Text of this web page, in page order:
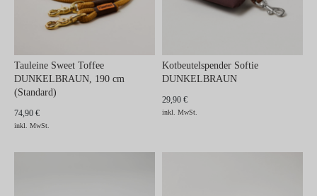
Tauleine Sweet Toffee
DUNKELBRAUN, 190 cm
(Standard)
74,90 €
inkl. MwSt.
Kotbeutelspender Softie
DUNKELBRAUN
29,90 €
inkl. MwSt.